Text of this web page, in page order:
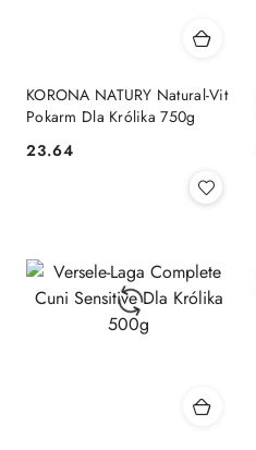
KORONA NATURY Natural-Vit
Pokarm Dla Królika 750g
Cena:
23.64